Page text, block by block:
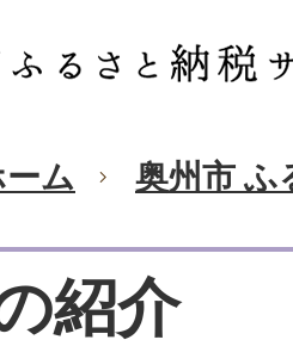
ム 奥州市 ふ
紹介